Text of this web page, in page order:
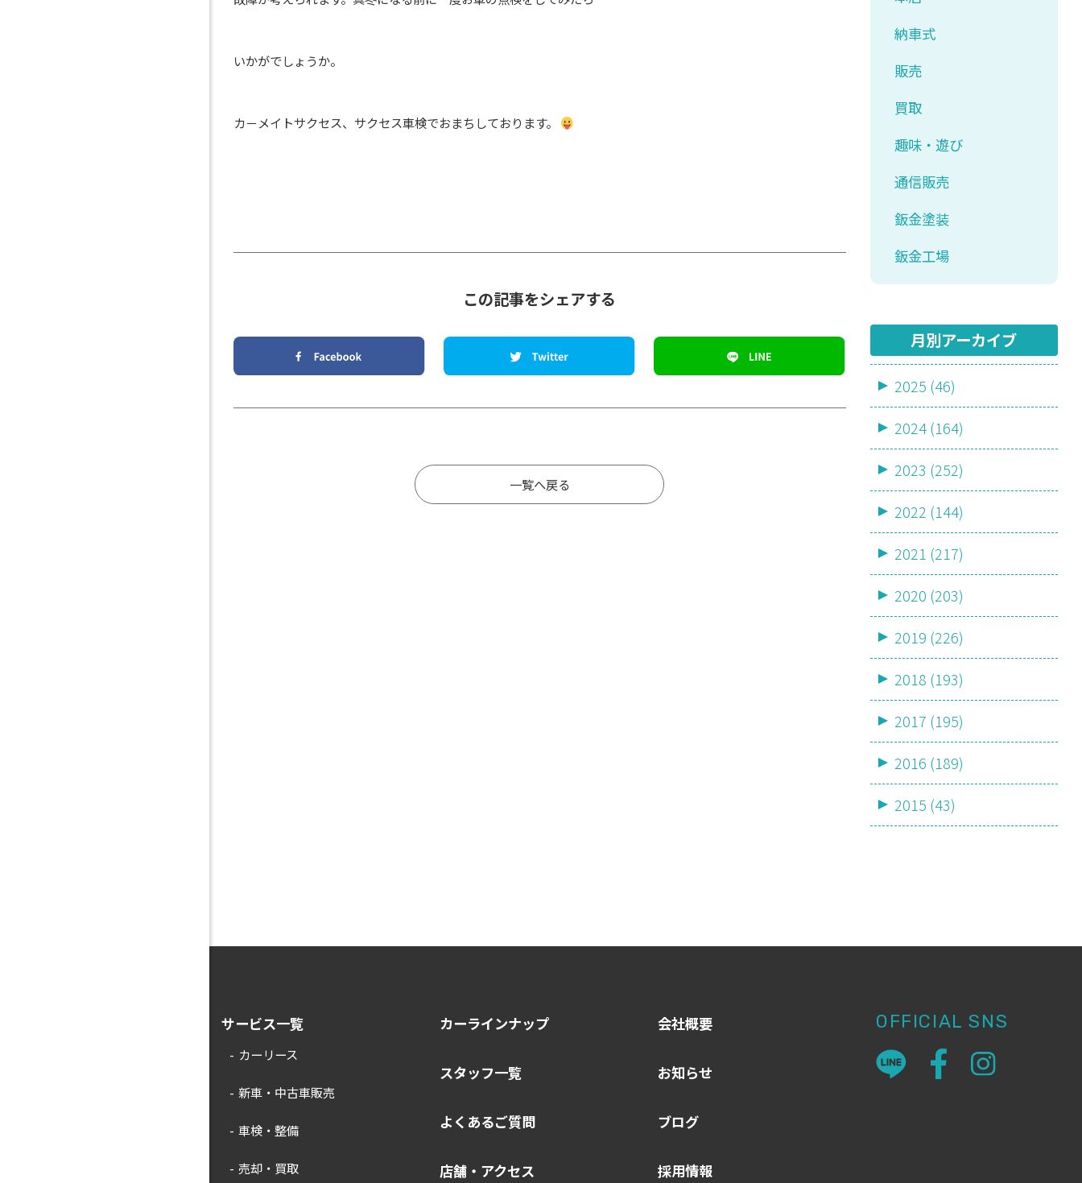
いかがでしょうか。
カ－メイトサクセス、サクセス車検でおまちしております。
この記事をシェアする
一覧へ戻る
納車式
販売
買取
趣味・遊び
通信販売
鈑金塗装
鈑金工場
月別アーカイブ
2025 (46)
2024 (164)
2023 (252)
2022 (144)
2021 (217)
2020 (203)
2019 (226)
2018 (193)
2017 (195)
2016 (189)
2015 (43)
サービス一覧
カーリース
新車・中古車販売
車検・整備
売却・買取
カーラインナップ
スタッフ一覧
よくあるご質問
店舗・アクセス
会社概要
お知らせ
ブログ
採用情報
OFFICIAL SNS